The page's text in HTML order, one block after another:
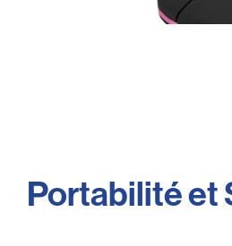
Portabilité et